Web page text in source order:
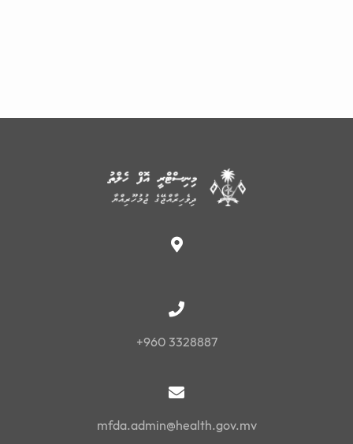
+960 3328887
mfda.admin@health.gov.mv